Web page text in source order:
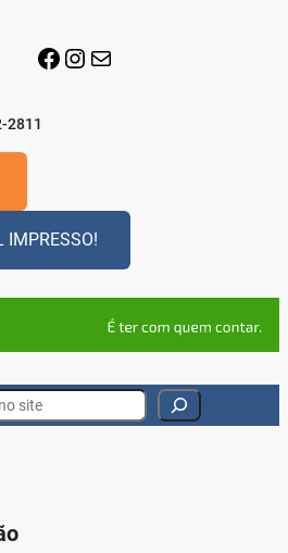
Facebook
Instagram
E-mail
2811
IMPRESSO!